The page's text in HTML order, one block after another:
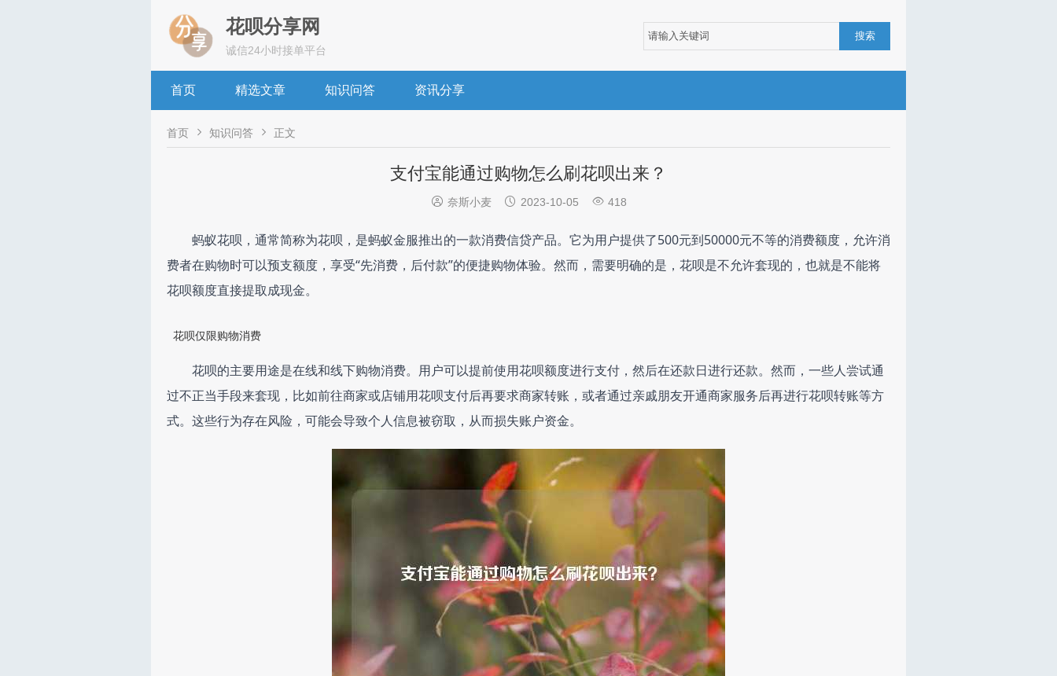
搜索
花呗分享网
诚信24小时接单平台
首页 精选文章 知识问答 资讯分享
首页  知识问答  正文
支付宝能通过购物怎么刷花呗出来？
 奈斯小麦  2023-10-05  418
蚂蚁花呗，通常简称为花呗，是蚂蚁金服推出的一款消费信贷产品。它为用户提供了500元到50000元不等的消费额度，允许消
费者在购物时可以预支额度，享受“先消费，后付款”的便捷购物体验。然而，需要明确的是，花呗是不允许套现的，也就是不能将
花呗额度直接提取成现金。
花呗仅限购物消费
花呗的主要用途是在线和线下购物消费。用户可以提前使用花呗额度进行支付，然后在还款日进行还款。然而，一些人尝试通
过不正当手段来套现，比如前往商家或店铺用花呗支付后再要求商家转账，或者通过亲戚朋友开通商家服务后再进行花呗转账等方
式。这些行为存在风险，可能会导致个人信息被窃取，从而损失账户资金。